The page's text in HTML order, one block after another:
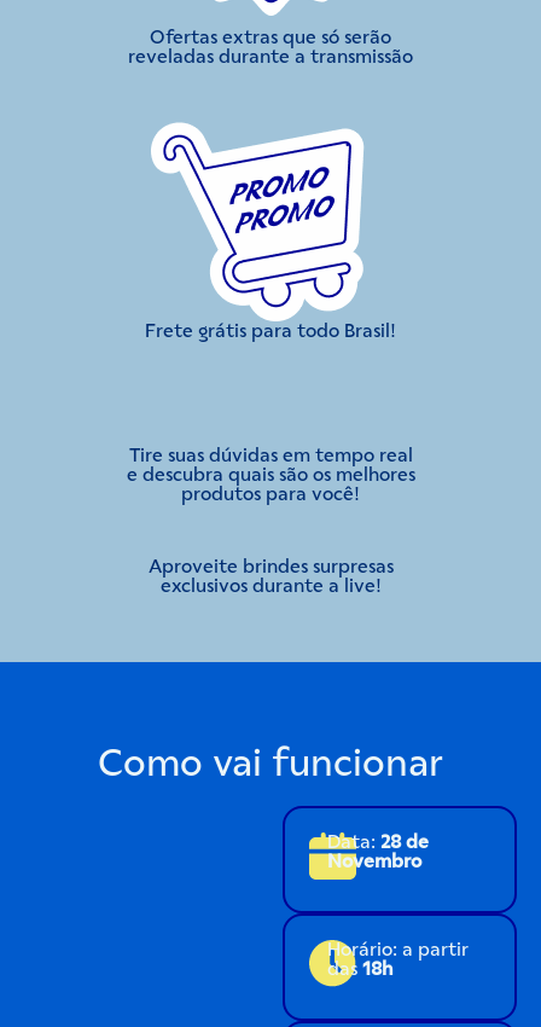
Ofertas extras que só serão
reveladas durante a transmissão
Frete grátis para todo Brasil!
Tire suas dúvidas em tempo real
e descubra quais são os melhores
produtos para você!
Aproveite brindes surpresas
exclusivos durante a live!
Como vai funcionar
Data: 28 de
Novembro
Horário: a partir
das 18h